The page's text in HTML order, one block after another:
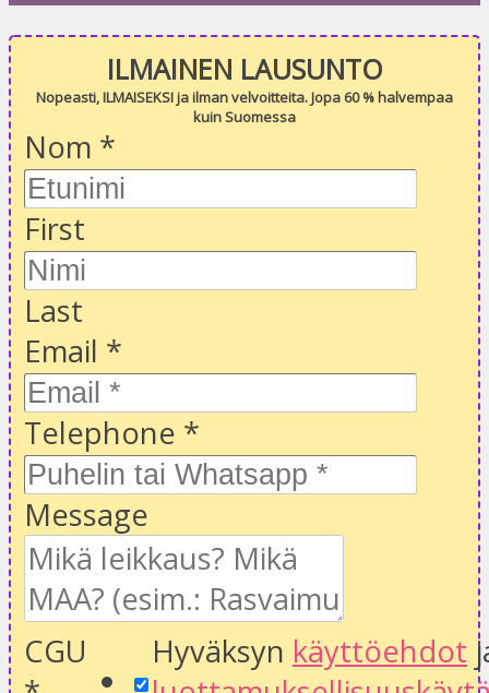
ILMAINEN LAUSUNTO
Nopeasti, ILMAISEKSI ja ilman velvoitteita. Jopa 60 % halvempaa
kuin Suomessa
Nom *
First
Last
Email *
Telephone *
Message
CGU
Hyväksyn käyttöehdot